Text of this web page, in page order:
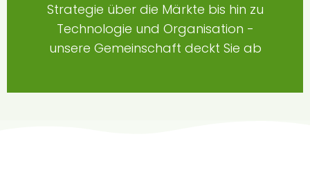
Strategie über die Märkte bis hin zu
Technologie und Organisation -
unsere Gemeinschaft deckt Sie ab